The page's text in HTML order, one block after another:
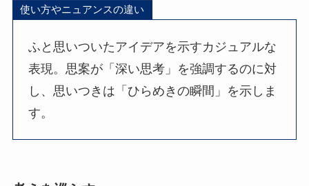
使い方やニュアンスの違い
ふと思いついたアイデアを示すカジュアルな
表現。思案が「深い思考」を強調するのに対
し、思いつきは「ひらめきの瞬間」を示しま
す。